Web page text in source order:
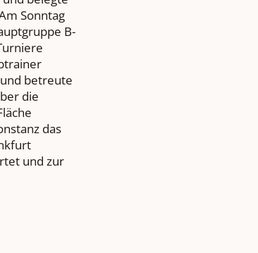
Sonntag
B-
betreute
die
das
und zur